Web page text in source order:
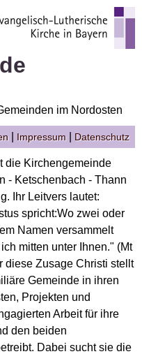
im Nordosten
Impressum Datenschutz
die Kirchengemeinde
- Ketschenbach - Thann
Ihr Leitvers lautet:
spricht:Wo zwei oder
Namen versammelt
mitten unter Ihnen." (Mt
diese Zusage Christi stellt
Gemeinde in ihren
Projekten und
Arbeit für ihre
den beiden
Dabei sucht sie die